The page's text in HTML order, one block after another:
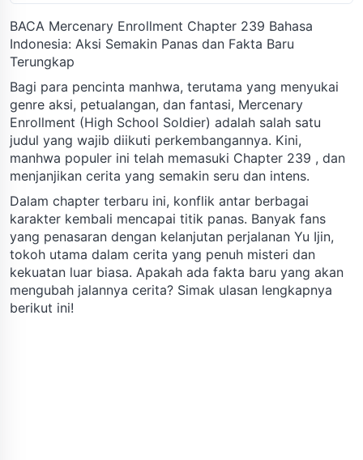
BACA Mercenary Enrollment Chapter 239 Bahasa
Indonesia: Aksi Semakin Panas dan Fakta Baru
Terungkap
Bagi para pencinta manhwa, terutama yang menyukai
genre aksi, petualangan, dan fantasi, Mercenary
Enrollment (High School Soldier) adalah salah satu
judul yang wajib diikuti perkembangannya. Kini,
manhwa populer ini telah memasuki Chapter 239 , dan
menjanjikan cerita yang semakin seru dan intens.
Dalam chapter terbaru ini, konflik antar berbagai
karakter kembali mencapai titik panas. Banyak fans
yang penasaran dengan kelanjutan perjalanan Yu Ijin,
tokoh utama dalam cerita yang penuh misteri dan
kekuatan luar biasa. Apakah ada fakta baru yang akan
mengubah jalannya cerita? Simak ulasan lengkapnya
berikut ini!